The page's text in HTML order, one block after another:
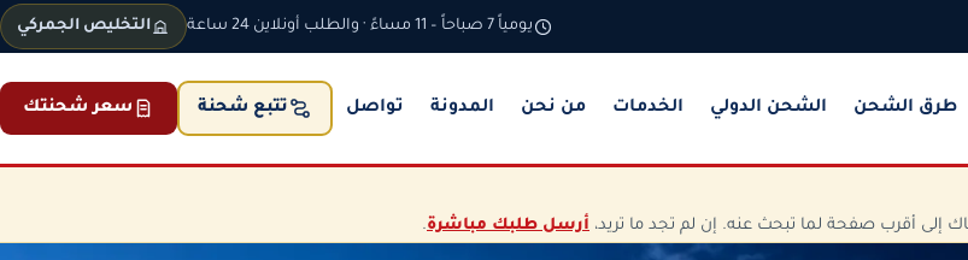
يومياً 7 صباحاً – 11 مساءً · والطلب أونلاين 24 ساعة التخليص الجمركي
طرق الشحن الشحن الدولي الخدمات من نحن المدونة تواصل تتبع شحنة سعر شحنتك
إلى أقرب صفحة لما تبحث عنه. إن لم تجد ما تريد، أرسل طلبك مباشرة.